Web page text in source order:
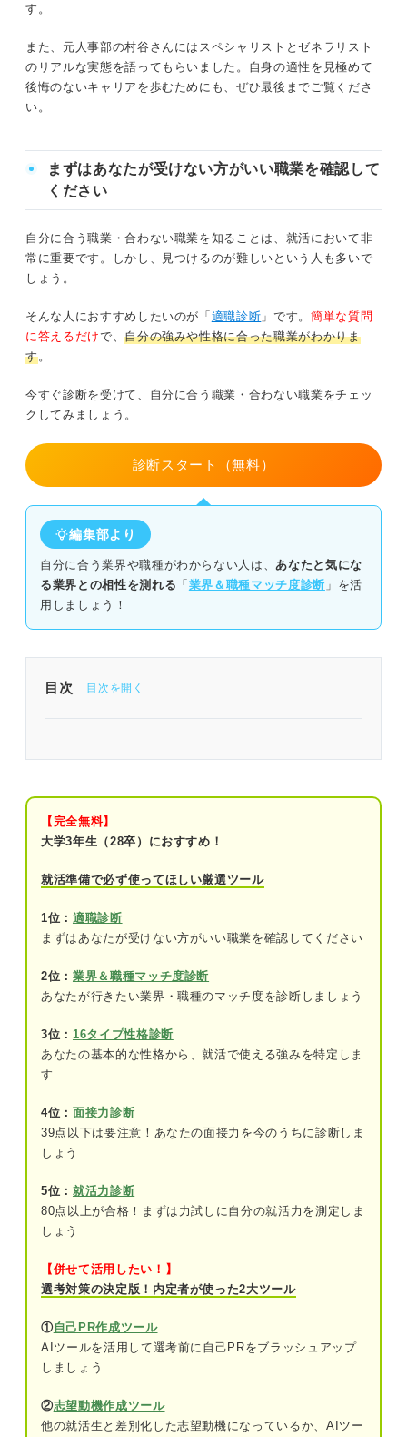
す。
また、元人事部の村谷さんにはスペシャリストとゼネラリスト
のリアルな実態を語ってもらいました。自身の適性を見極めて
後悔のないキャリアを歩むためにも、ぜひ最後までご覧くださ
い。
まずはあなたが受けない方がいい職業を確認して
ください
自分に合う職業・合わない職業を知ることは、就活において非
常に重要です。しかし、見つけるのが難しいという人も多いで
しょう。
そんな人におすすめしたいのが「 適職診断 」です。 簡単な質問
に答えるだけで、自分の強みや性格に合った職業がわかりま
す。
今すぐ診断を受けて、自分に合う職業・合わない職業をチェッ
クしてみましょう。
診断スタート（無料）
編集部より
自分に合う業界や職種がわからない人は、あなたと気にな
る業界との相性を測れる 「 業界＆職種マッチ度診断 」を活
用しましょう！
目次
給与・昇給幅
仕事の例
元人事部が語る！ スペシャリスト・ゼネラリスト
トとゼネラリストに向いている人
スペシャリストに向いている人
スペシャリスト・ゼネラリストどちらを目指すべき
かはいつ考えるべき？
して働くメリット・デメリット
メリット②：即戦力として評価されやすい
デメリット①：技術の習得には時間や費用
デメリット②：キャリアチェンジが難しい
突出した強みを示しづらい？ ゼネラリストとして
【完全無料】
大学3年生（28卒）におすすめ！
就活準備で必ず使ってほしい厳選ツール
1位： 適職診断
まずはあなたが受けない方がいい職業を確認してください
2位： 業界＆職種マッチ度診断
あなたが行きたい業界・職種のマッチ度を診断しましょう
3位： 16タイプ性格診断
あなたの基本的な性格から、就活で使える強みを特定しま
す
4位： 面接力診断
39点以下は要注意！あなたの面接力を今のうちに診断しま
しょう
5位： 就活力診断
80点以上が合格！まずは力試しに自分の就活力を測定しま
しょう
【併せて活用したい！】
選考対策の決定版！内定者が使った2大ツール
①自己PR作成ツール
AIツールを活用して選考前に自己PRをブラッシュアップ
しましょう
②志望動機作成ツール
他の就活生と差別化した志望動機になっているか、AIツー
働き方
求められること
給与・昇給幅
仕事の例
れのキャリアの実態
どっちに適性があるか見極めよう！ スペシャリストとゼ
ネラリストに向いている人
スペシャリストに向いている人
ゼネラリストに向いている人
つ考えるべき？